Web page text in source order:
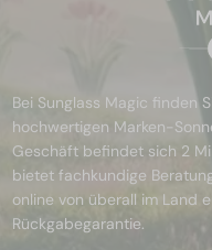
Bei Sunglass Magic finden
hochwertigen Marken-
Geschäft befindet sich 2
bietet fachkundige
online von überall im Land
Rückgabegarantie.